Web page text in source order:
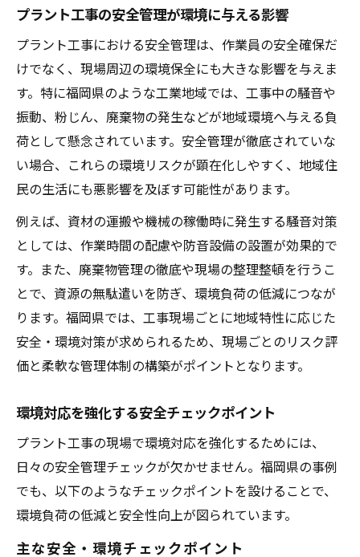
プラント工事の安全管理が環境に与える影響
プラント工事における安全管理は、作業員の安全確保だ
けでなく、現場周辺の環境保全にも大きな影響を与えま
す。特に福岡県のような工業地域では、工事中の騒音や
振動、粉じん、廃棄物の発生などが地域環境へ与える負
荷として懸念されています。安全管理が徹底されていな
い場合、これらの環境リスクが顕在化しやすく、地域住
民の生活にも悪影響を及ぼす可能性があります。
例えば、資材の運搬や機械の稼働時に発生する騒音対策
としては、作業時間の配慮や防音設備の設置が効果的で
す。また、廃棄物管理の徹底や現場の整理整頓を行うこ
とで、資源の無駄遣いを防ぎ、環境負荷の低減につなが
ります。福岡県では、工事現場ごとに地域特性に応じた
安全・環境対策が求められるため、現場ごとのリスク評
価と柔軟な管理体制の構築がポイントとなります。
環境対応を強化する安全チェックポイント
プラント工事の現場で環境対応を強化するためには、
日々の安全管理チェックが欠かせません。福岡県の事例
でも、以下のようなチェックポイントを設けることで、
環境負荷の低減と安全性向上が図られています。
主な安全・環境チェックポイント